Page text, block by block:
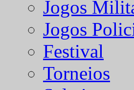
Jogos
Jogos
Festival
Torneios